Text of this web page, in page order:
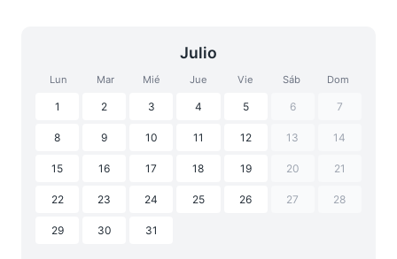
Julio
Lun Mar Mié Jue Vie Sáb Dom
1 2 3 4 5 6 7
8 9 10 11 12 13 14
15 16 17 18 19 20 21
22 23 24 25 26 27 28
29 30 31